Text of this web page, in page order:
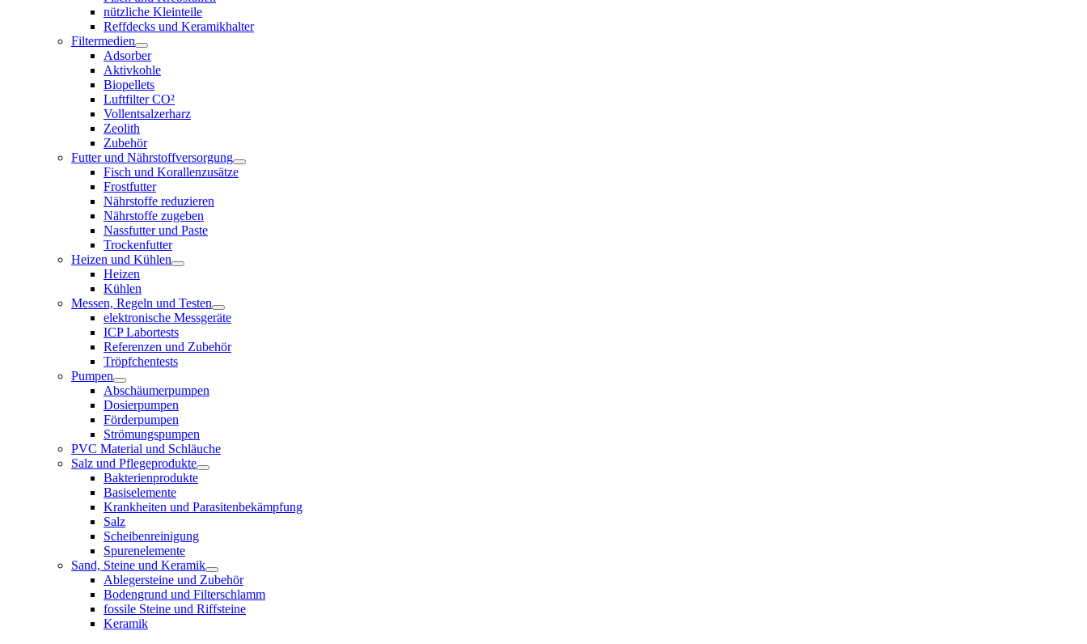
nützliche Kleinteile
Reffdecks und Keramikhalter
Filtermedien
Adsorber
Aktivkohle
Biopellets
Luftfilter CO²
Vollentsalzerharz
Zeolith
Zubehör
Futter und Nährstoffversorgung
Fisch und Korallenzusätze
Frostfutter
Nährstoffe reduzieren
Nährstoffe zugeben
Nassfutter und Paste
Trockenfutter
Heizen und Kühlen
Heizen
Kühlen
Messen, Regeln und Testen
elektronische Messgeräte
ICP Labortests
Referenzen und Zubehör
Tröpfchentests
Pumpen
Abschäumerpumpen
Dosierpumpen
Förderpumpen
Strömungspumpen
PVC Material und Schläuche
Salz und Pflegeprodukte
Bakterienprodukte
Basiselemente
Krankheiten und Parasitenbekämpfung
Salz
Scheibenreinigung
Spurenelemente
Sand, Steine und Keramik
Ablegersteine und Zubehör
Bodengrund und Filterschlamm
fossile Steine und Riffsteine
Keramik